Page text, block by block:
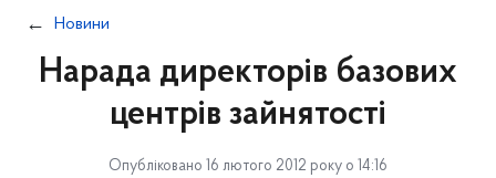
Новини
Нарада директорів базових
центрів зайнятості
Опубліковано 16 лютого 2012 року о 14:16